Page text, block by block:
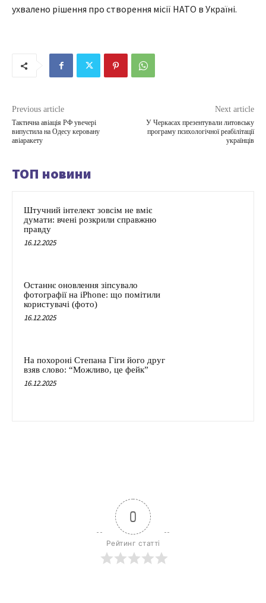
ухвалено рішення про створення місії НАТО в Україні.
Previous article
Тактична авіація РФ увечері
випустила на Одесу керовану
авіаракету
Next article
У Черкасах презентували литовську
програму психологічної реабілітації
українців
ТОП новини
Штучний інтелект зовсім не вміє
думати: вчені розкрили справжню
правду
16.12.2025
Останнє оновлення зіпсувало
фотографії на iPhone: що помітили
користувачі (фото)
16.12.2025
На похороні Степана Гіги його друг
взяв слово: “Можливо, це фейк”
16.12.2025
0
Рейтинг статті